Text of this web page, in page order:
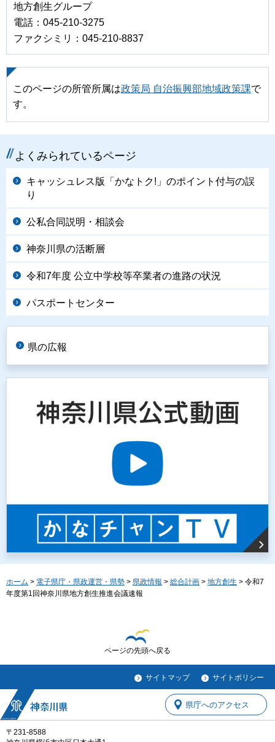
地方創生グループ
電話：045-210-3275
ファクシミリ：045-210-8837
このページの所管所属は政策局 自治振興部地域政策課で
す。
よくみられているページ
キャッシュレス版「かなトク!」のポイント付与の誤
り
公私合同説明・相談会
神奈川県の活断層
令和7年度 公立中学校等卒業者の進路の状況
パスポートセンター
県の広報
ホーム > 電子県庁・県政運営・県勢 > 県政情報 > 総合計画 > 地方創生 > 令和7
年度第1回神奈川県地方創生推進会議速報
ページの先頭へ戻る
サイトマップ サイトポリシー
〒231-8588
県庁へのアクセス